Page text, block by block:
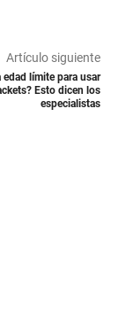
Artículo siguiente
edad límite para usar
Esto dicen los
especialistas